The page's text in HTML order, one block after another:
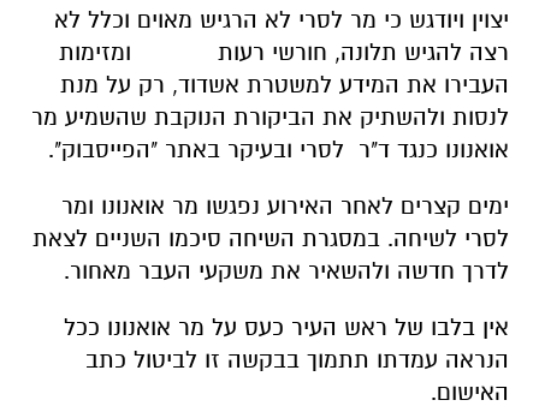
יצוין ויודגש כי מר לסרי לא הרגיש מאוים וכלל לא
רצה להגיש תלונה, חורשי רעות ומזימות
העבירו את המידע למשטרת אשדוד, רק על מנת
לנסות ולהשתיק את הביקורת הנוקבת שהשמיע מר
אואנונו כנגד ד"ר לסרי ובעיקר באתר "הפייסבוק".
ימים קצרים לאחר האירוע נפגשו מר אואנונו ומר
לסרי לשיחה. במסגרת השיחה סיכמו השניים לצאת
לדרך חדשה ולהשאיר את משקעי העבר מאחור.
אין בלבו של ראש העיר כעס על מר אואנונו ככל
הנראה עמדתו תתמוך בבקשה זו לביטול כתב
האישום.